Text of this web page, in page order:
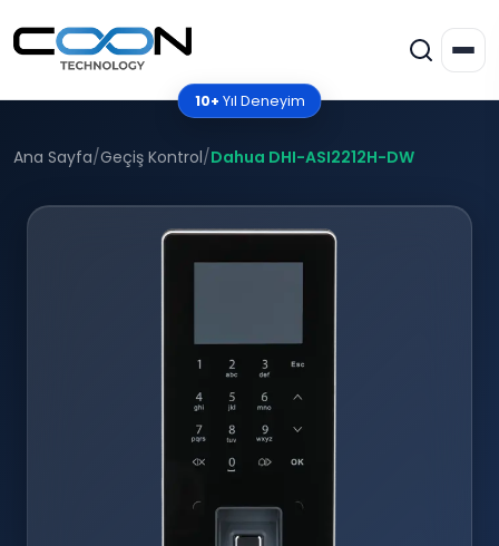
10+ Yıl Deneyim
Ana Sayfa/Geçiş Kontrol/Dahua DHI-ASI2212H-DW